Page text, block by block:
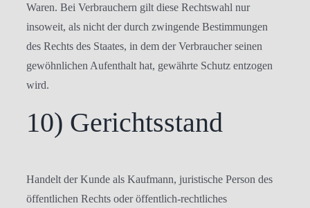
Waren. Bei Verbrauchern gilt diese Rechtswahl nur
insoweit, als nicht der durch zwingende Bestimmungen
des Rechts des Staates, in dem der Verbraucher seinen
gewöhnlichen Aufenthalt hat, gewährte Schutz entzogen
wird.
10) Gerichtsstand
Handelt der Kunde als Kaufmann, juristische Person des
öffentlichen Rechts oder öffentlich-rechtliches